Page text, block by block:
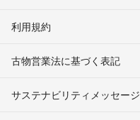
利用規約
古物営業法に基づく表記
サステナビリティメッセージ